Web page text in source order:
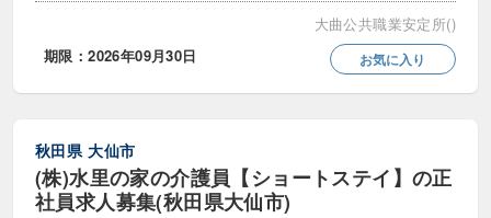
シフト相談可
スキマ時間勤務
即日勤務歓迎
土曜のみ 夕方から・夕方のみ勤務可
大曲公共職業安定所()
期限：2026年09月30日
お気に入り
秋田県 大仙市
(株)水里の家の介護員【ショートステイ】の正
社員求人募集(秋田県大仙市)